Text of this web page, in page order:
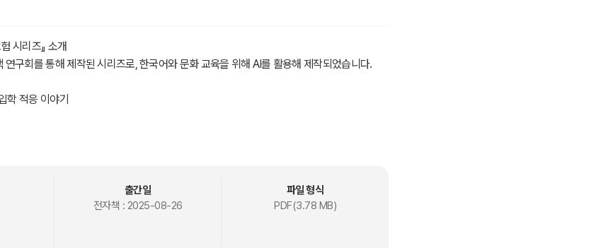
시리즈』 소개
연구회를 통해 제작된 시리즈로, 한국어와 문화 교육을 위해 AI를 활용해 제작되었습니다.
학 적응 이야기
출간일
전자책 : 2025-08-26
파일 형식
PDF(3.78 MB)